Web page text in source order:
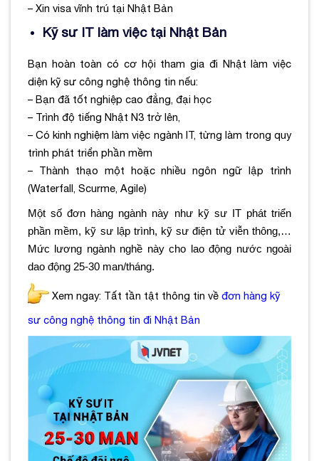
– Xin visa vĩnh trú tại Nhật Bản
Kỹ sư IT làm việc tại Nhật Bản
Bạn hoàn toàn có cơ hội tham gia đi Nhật làm việc
diện kỹ sư công nghệ thông tin nếu:
– Bạn đã tốt nghiệp cao đẳng, đại học
– Trình độ tiếng Nhật N3 trở lên,
– Có kinh nghiệm làm việc ngành IT, từng làm trong quy
trình phát triển phần mềm
– Thành thạo một hoặc nhiều ngôn ngữ lập trình
(Waterfall, Scurme, Agile)
Một số đơn hàng ngành này như kỹ sư IT phát triển
phần mềm, kỹ sư lập trình, kỹ sư điện tử viễn thông,…
Mức lương ngành nghề này cho lao động nước ngoài
dao động 25-30 man/tháng.
Xem ngay: Tất tần tật thông tin về đơn hàng kỹ
sư công nghệ thông tin đi Nhật Bản